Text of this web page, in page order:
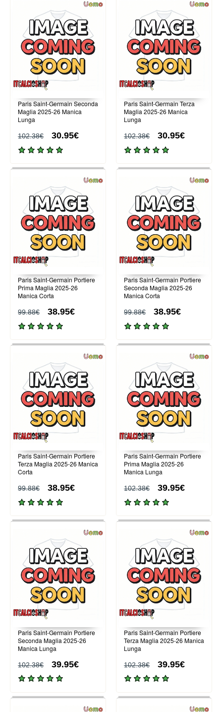
Paris Saint-Germain Seconda
Maglia 2025-26 Manica
Lunga
102.38€ 30.95€
Paris Saint-Germain Terza
Maglia 2025-26 Manica
Lunga
102.38€ 30.95€
Paris Saint-Germain Portiere
Prima Maglia 2025-26
Manica Corta
99.88€ 38.95€
Paris Saint-Germain Portiere
Seconda Maglia 2025-26
Manica Corta
99.88€ 38.95€
Paris Saint-Germain Portiere
Terza Maglia 2025-26 Manica
Corta
99.88€ 38.95€
Paris Saint-Germain Portiere
Prima Maglia 2025-26
Manica Lunga
102.38€ 39.95€
Paris Saint-Germain Portiere
Seconda Maglia 2025-26
Manica Lunga
102.38€ 39.95€
Paris Saint-Germain Portiere
Terza Maglia 2025-26 Manica
Lunga
102.38€ 39.95€